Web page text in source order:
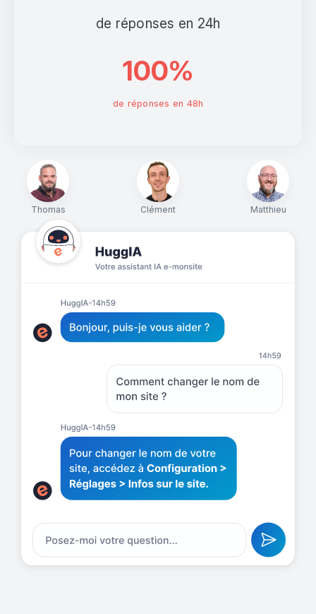
Thomas Clément Matthieu
de réponses en 24h
100%
de réponses en 48h